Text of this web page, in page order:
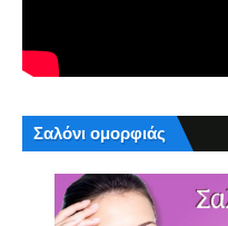
Σαλόνι ομορφιάς